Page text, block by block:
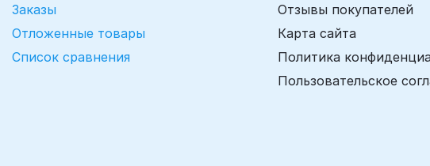
Заказы
Отложенные товары
Список сравнения
Отзывы покупателей
Карта сайта
Политика
Пользовательское